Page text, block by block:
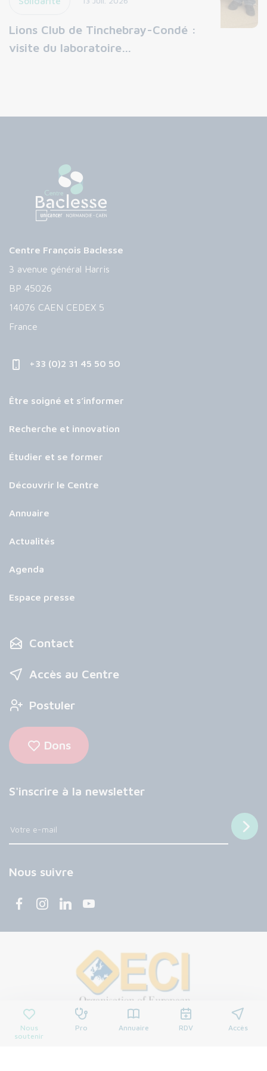
Nous
soutenir
Pro Annuaire RDV Accès
Lions Club de Tinchebray-Condé :
visite du laboratoire…
Centre François Baclesse
3 avenue général Harris
BP 45026
14076 CAEN CEDEX 5
France
+33 (0)2 31 45 50 50
Être soigné et s’informer
Recherche et innovation
Étudier et se former
Découvrir le Centre
Annuaire
Actualités
Agenda
Espace presse
Contact
Accès au Centre
Postuler
Dons
S'inscrire à la newsletter
Nous suivre